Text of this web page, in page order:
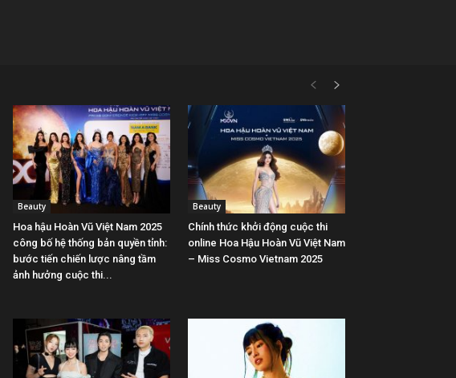
Beauty
Hoa hậu Hoàn Vũ Việt Nam 2025
công bố hệ thống bản quyền tỉnh:
bước tiến chiến lược nâng tầm
ảnh hưởng cuộc thi...
Beauty
Chính thức khởi động cuộc thi
online Hoa Hậu Hoàn Vũ Việt Nam
– Miss Cosmo Vietnam 2025